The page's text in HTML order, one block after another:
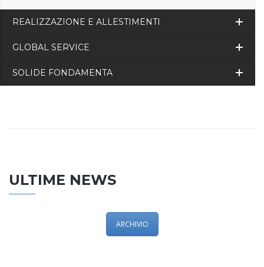
REALIZZAZIONE E ALLESTIMENTI
GLOBAL SERVICE
SOLIDE FONDAMENTA
ULTIME NEWS
ARCHIVIO